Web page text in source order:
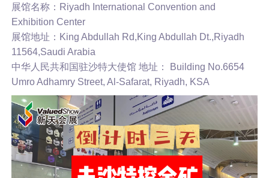
展馆名称：Riyadh International Convention and
Exhibition Center
展馆地址：King Abdullah Rd,King Abdullah Dt.,Riyadh
11564,Saudi Arabia
中华人民共和国驻沙特大使馆 地址： Building No.6654
Umro Adhamry Street, Al-Safarat, Riyadh, KSA